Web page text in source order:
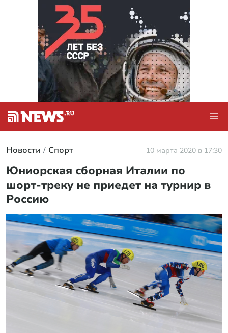
Новости Спорт 10 марта 2020 в 17:30
Юниорская сборная Италии по
шорт-треку не приедет на турнир в
Россию